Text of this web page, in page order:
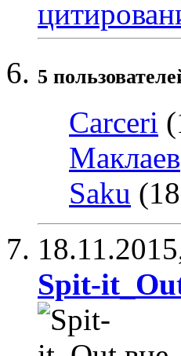
5
Carceri
Маклаев
Saku
Spit-